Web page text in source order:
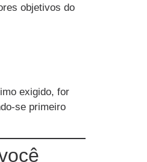
objetivos do
exigido, for
se primeiro